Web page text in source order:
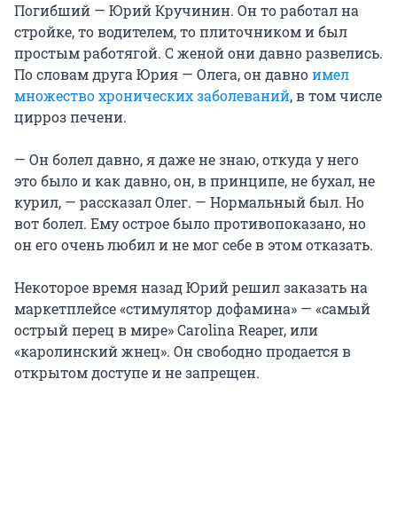
Погибший — Юрий Кручинин. Он то работал на
стройке, то водителем, то плиточником и был
простым работягой. С женой они давно развелись.
По словам друга Юрия — Олега, он давноимел
множество хронических заболеваний, в том числе
цирроз печени.
— Он болел давно, я даже не знаю, откуда у него
это было и как давно, он, в принципе, не бухал, не
курил, — рассказал Олег. — Нормальный был. Но
вот болел. Ему острое было противопоказано, но
он его очень любил и не мог себе в этом отказать.
Некоторое время назад Юрий решил заказать на
маркетплейсе «стимулятор дофамина» — «самый
острый перец в мире» Carolina Reaper, или
«каролинский жнец». Он свободно продается в
открытом доступе и не запрещен.